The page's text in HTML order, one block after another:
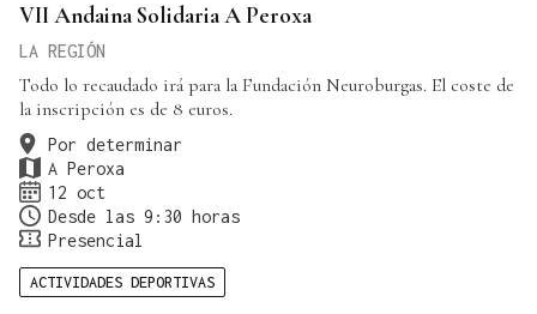
VII Andaina Solidaria A Peroxa
LA REGIÓN
Todo lo recaudado irá para la Fundación Neuroburgas. El coste de
la inscripción es de 8 euros.
Por determinar
A Peroxa
12 oct
Desde las 9:30 horas
Presencial
ACTIVIDADES DEPORTIVAS